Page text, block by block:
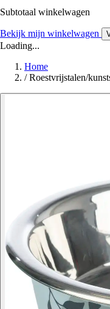
Subtotaal winkelwagen
Bekijk mijn winkelwagen
Loading...
Home
/ Roestvrijstalen/